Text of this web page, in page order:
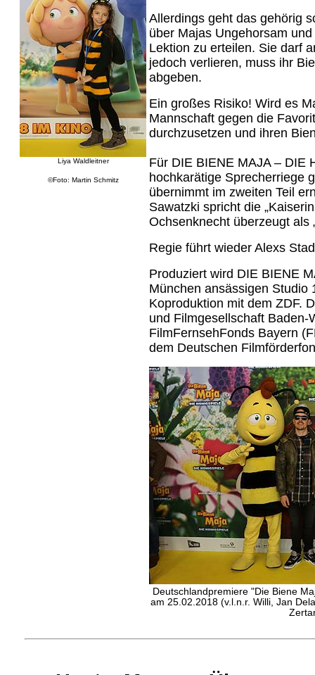
Liya Waldleitner
©Foto: Martin Schmitz
Allerdings geht das gehörig
über Majas Ungehorsam
Lektion zu erteilen. Sie darf
jedoch verlieren, muss ihr
abgeben.
Ein großes Risiko! Wird es
Mannschaft gegen die
durchzusetzen und ihren
Für DIE BIENE MAJA – DIE
hochkarätige Sprecherriege
übernimmt im zweiten Teil
Sawatzki spricht die
Ochsenknecht überzeugt als
Regie führt wieder Alexs
Produziert wird DIE BIENE
München ansässigen Studio
Koproduktion mit dem ZDF.
und Filmgesellschaft Baden-
FilmFernsehFonds Bayern
dem Deutschen
Deutschlandpremiere "Die Biene
am 25.02.2018 (v.l.n.r. Willi, Jan